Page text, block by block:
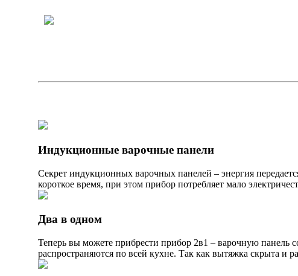
Индукционные варочные панели
Секрет индукционных варочных панелей – энергия
короткое время, при этом прибор потребляет мало
Два в одном
Теперь вы можете прибрести прибор 2в1 – варочную панель
распространяются по всей кухне. Так как вытяжка скрыта и